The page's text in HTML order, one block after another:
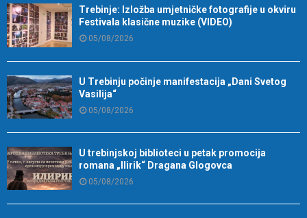
Trebinje: Izložba umjetničke fotografije u okviru
Festivala klasične muzike (VIDEO)
05/08/2026
U Trebinju počinje manifestacija „Dani Svetog
Vasilija“
05/08/2026
U trebinjskoj biblioteci u petak promocija
romana „Ilirik“ Dragana Glogovca
05/08/2026